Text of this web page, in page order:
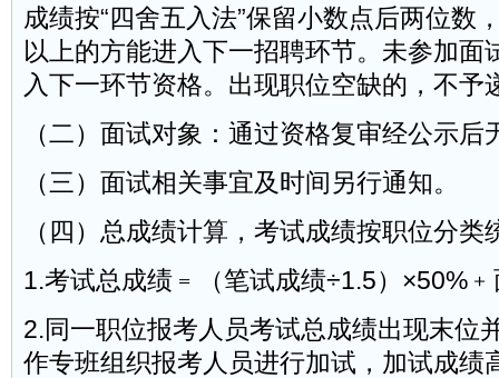
成绩按“四舍五入法”保留小数点后两位数
以上的方能进入下一招聘环节。未参加面
入下一环节资格。出现职位空缺的，不予
（二）面试对象：通过资格复审经公示
（三）面试相关事宜及时间另行通知。
（四）总成绩计算，考试成绩按职位分类
1.考试总成绩﹦（笔试成绩÷1.5）
2.同一职位报考人员考试总成绩出现末位
作专班组织报考人员进行加试，加试成绩